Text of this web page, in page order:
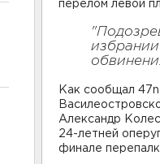
перелом левой
Как сообщал
Александр
24-летней
финале